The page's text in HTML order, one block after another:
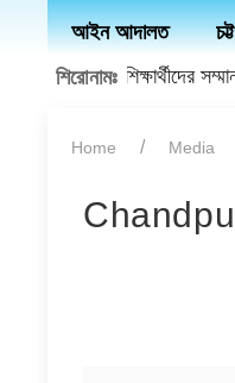
আইন আদালত
শিরোনামঃ
প্রাপ্ত শিক্ষার্থীদের সম্মাননা
Home Media